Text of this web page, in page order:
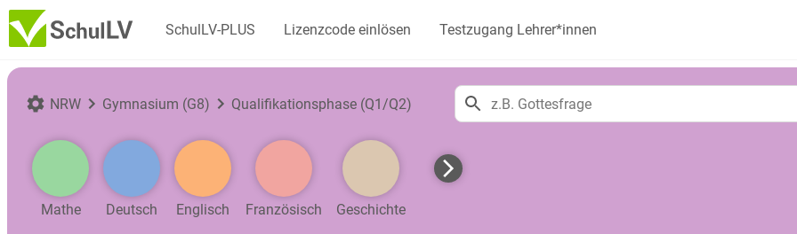
SchulLV-PLUS Lizenzcode einlösen Testzugang Lehrer*innen
NRW Gymnasium (G8) Qualifikationsphase (Q1/Q2)
Mathe Deutsch Englisch Französisch Geschichte